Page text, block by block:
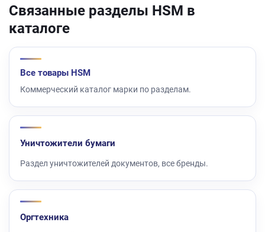
Связанные разделы HSM в
каталоге
Все товары HSM
Коммерческий каталог марки по разделам.
Уничтожители бумаги
Раздел уничтожителей документов, все бренды.
Оргтехника